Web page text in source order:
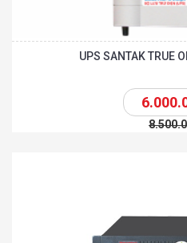
UPS SANTAK TRUE